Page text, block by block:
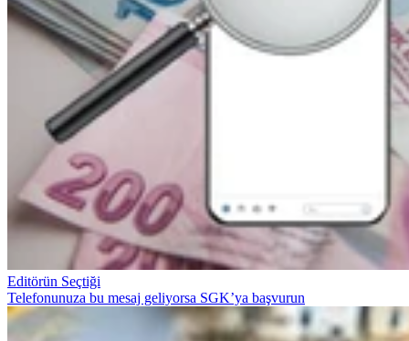
Editörün Seçtiği
Telefonunuza bu mesaj geliyorsa SGK’ya başvurun